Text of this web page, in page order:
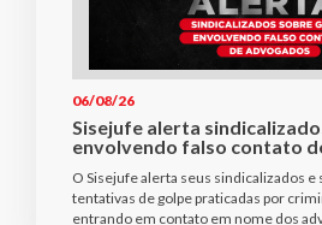
06/08/26
Sisejufe alerta
envolvendo falso contato
O Sisejufe alerta seus sindicalizados
tentativas de golpe praticadas por
entrando em contato em nome dos